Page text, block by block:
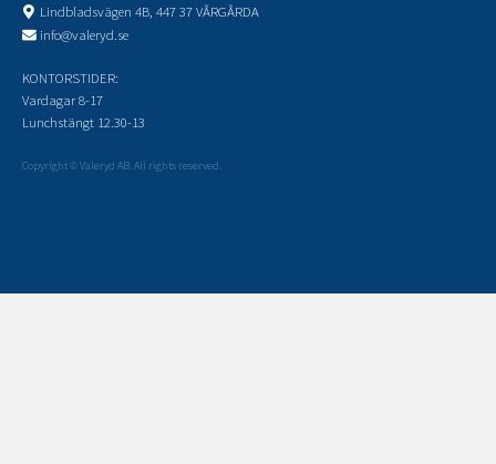
Lindbladsvägen 4B, 447 37 VÅRGÅRDA
info@valeryd.se
KONTORSTIDER:
Vardagar 8-17
Lunchstängt 12.30-13
Copyright © Valeryd AB. All rights reserved.